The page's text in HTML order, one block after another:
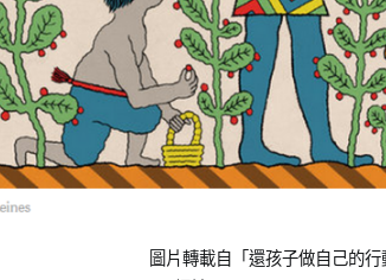
圖片轉載自「還孩子做自己的